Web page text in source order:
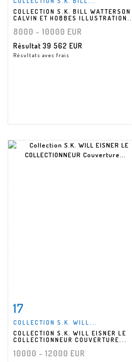
COLLECTION S.K. BILL WATTERSON
CALVIN ET HOBBES ILLUSTRATION...
8000 - 10000 EUR
Résultat 39 562 EUR
Résultats avec frais
Fiche détaillée
17
COLLECTION S.K. WILL...
COLLECTION S.K. WILL EISNER LE
COLLECTIONNEUR COUVERTURE...
10000 - 12000 EUR